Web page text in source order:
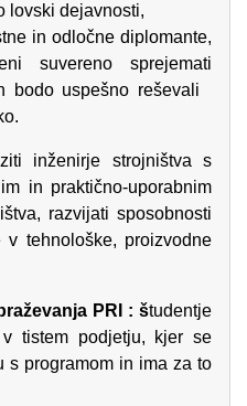
lovski dejavnosti,
in odločne diplomante,
suvereno sprejemati
bodo uspešno reševali
inženirje strojništva s
in praktično-uporabnim
razvijati sposobnosti
tehnološke, proizvodne
PRI : študentje
tistem podjetju, kjer se
s programom in ima za to